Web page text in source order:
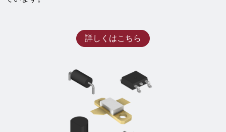
詳しくはこちら